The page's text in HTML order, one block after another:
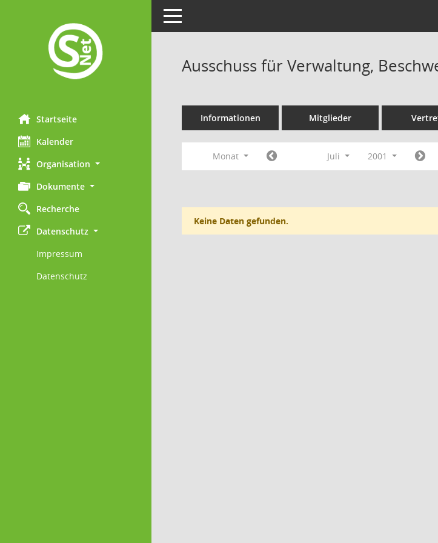
Startseite
Kalender
Organisation
Dokumente
Recherche
Datenschutz
Impressum
Datenschutz
Toggle navigation
Ausschuss für Verwaltung,
Informationen Mitglieder
Monat Juli 2001
Keine Daten gefunden.